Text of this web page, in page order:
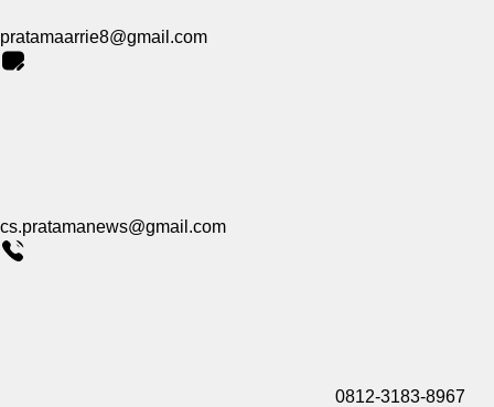
pratamaarrie8@gmail.com
cs.pratamanews@gmail.com
0812-3183-8967